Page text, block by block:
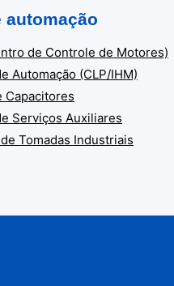
automação
de Controle de Motores)
Automação (CLP/IHM)
Capacitores
Serviços Auxiliares
Tomadas Industriais